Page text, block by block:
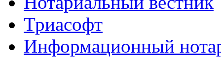
Триасофт
Информационный